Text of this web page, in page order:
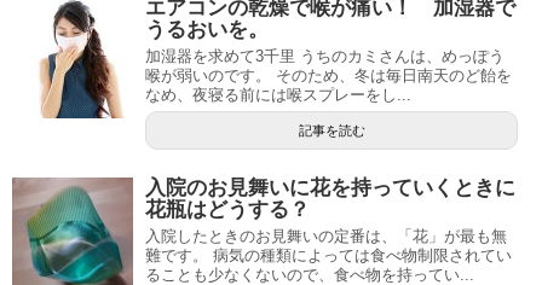
エアコンの乾燥で喉が痛い！ 加湿器で
うるおいを。
加湿器を求めて3千里 うちのカミさんは、めっぽう
喉が弱いのです。 そのため、冬は毎日南天のど飴を
なめ、夜寝る前には喉スプレーをし...
記事を読む
入院のお見舞いに花を持っていくときに
花瓶はどうする？
入院したときのお見舞いの定番は、「花」が最も無
難です。 病気の種類によっては食べ物制限されてい
ることも少なくないので、食べ物を持ってい...